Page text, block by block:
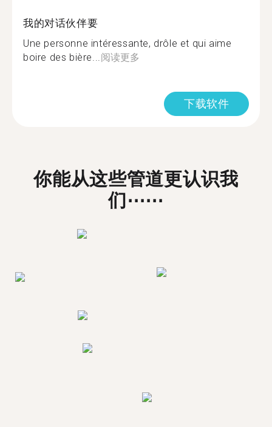
我的对话伙伴要
Une personne intéressante, drôle et qui aime
boire des bière...阅读更多
下载软件
你能从这些管道更认识我
们⋯⋯